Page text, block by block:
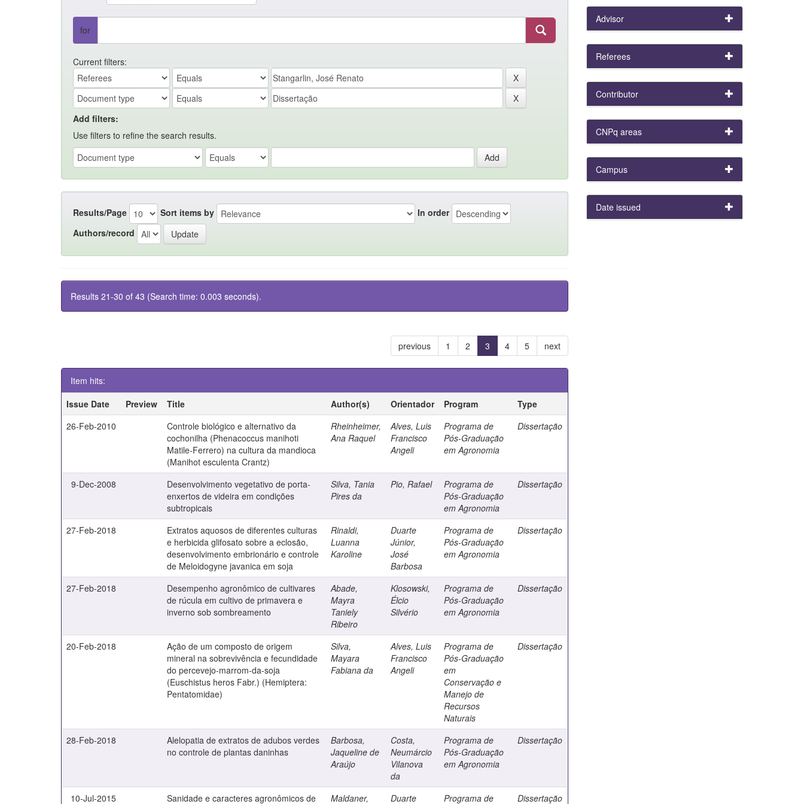
for
Current filters:
Add filters:
Use filters to refine the search results.
Results/Page Sort items by
In order
Authors/record
Results 21-30 of 43 (Search time: 0.003 seconds).
previous 1 2 3 4 5 next
Item hits:
Issue Date
Preview Title Author(s) Orientador Program
Type
26-Feb-2010
Controle biológico e alternativo da
cochonilha (Phenacoccus manihoti
Matile-Ferrero) na cultura da mandioca
(Manihot esculenta Crantz)
Rheinheimer,
Ana Raquel
Alves, Luis
Francisco
Angeli
Programa de
Pós-Graduação
em Agronomia
Dissertação
9-Dec-2008
Desenvolvimento vegetativo de porta-
enxertos de videira em condições
subtropicais
Silva, Tania
Pires da
Pio, Rafael
Programa de
Pós-Graduação
em Agronomia
Dissertação
27-Feb-2018
Extratos aquosos de diferentes culturas
e herbicida glifosato sobre a eclosão,
desenvolvimento embrionário e controle
de Meloidogyne javanica em soja
Rinaldi,
Luanna
Karoline
Duarte
Júnior,
José
Barbosa
Programa de
Pós-Graduação
em Agronomia
Dissertação
27-Feb-2018
Desempenho agronômico de cultivares
de rúcula em cultivo de primavera e
inverno sob sombreamento
Abade,
Mayra
Taniely
Ribeiro
Klosowski,
Élcio
Silvério
Programa de
Pós-Graduação
em Agronomia
Dissertação
20-Feb-2018
Ação de um composto de origem
mineral na sobrevivência e fecundidade
do percevejo-marrom-da-soja
(Euschistus heros Fabr.) (Hemiptera:
Pentatomidae)
Silva,
Mayara
Fabiana da
Alves, Luis
Francisco
Angeli
Programa de
Pós-Graduação
em
Conservação e
Manejo de
Recursos
Naturais
Dissertação
28-Feb-2018
Alelopatia de extratos de adubos verdes
no controle de plantas daninhas
Barbosa,
Jaqueline de
Araújo
Costa,
Neumárcio
Vilanova
da
Programa de
Pós-Graduação
em Agronomia
Dissertação
10-Jul-2015
Sanidade e caracteres agronômicos de
Maldaner,
Duarte
Programa de
Dissertação
Advisor
Referees
Contributor
CNPq areas
Campus
Date issued